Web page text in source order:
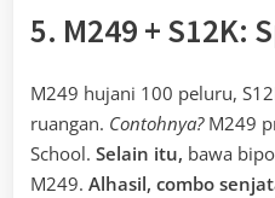
5. M249 + S12K:
M249 hujani 100 peluru,
ruangan. Contohnya?M249
School. Selain itu, bawa
M249. Alhasil, combo